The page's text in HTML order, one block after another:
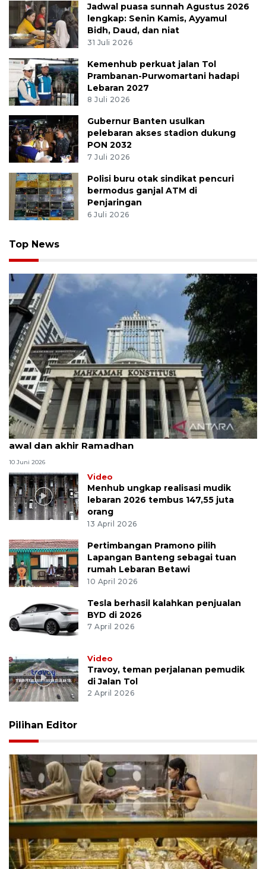
Jadwal puasa sunnah Agustus 2026
lengkap: Senin Kamis, Ayyamul
Bidh, Daud, dan niat
31 Juli 2026
Kemenhub perkuat jalan Tol
Prambanan-Purwomartani hadapi
Lebaran 2027
8 Juli 2026
Gubernur Banten usulkan
pelebaran akses stadion dukung
PON 2032
7 Juli 2026
Polisi buru otak sindikat pencuri
bermodus ganjal ATM di
Penjaringan
6 Juli 2026
Top News
MK uji materi UU Peradilan Agama perihal isbat
awal dan akhir Ramadhan
10 Juni 2026
Video
Menhub ungkap realisasi mudik
lebaran 2026 tembus 147,55 juta
orang
13 April 2026
Pertimbangan Pramono pilih
Lapangan Banteng sebagai tuan
rumah Lebaran Betawi
10 April 2026
Tesla berhasil kalahkan penjualan
BYD di 2026
7 April 2026
Video
Travoy, teman perjalanan pemudik
di Jalan Tol
2 April 2026
Pilihan Editor